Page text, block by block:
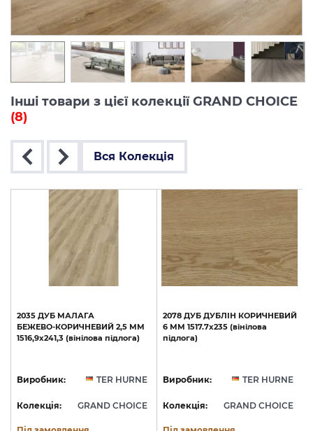
Інші товари з цієї колекції GRAND CHOICE
(8)
Вся Колекція
2035 ДУБ МАЛАГА
БЕЖЕВО-КОРИЧНЕВИЙ 2,5 ММ
1516,9х241,3 (вінілова підлога)
Виробник: TER HURNE
Колекція: GRAND CHOICE
2078 ДУБ ДУБЛІН КОРИЧНЕВИЙ
6 ММ 1517.7х235 (вінілова
підлога)
Виробник: TER HURNE
Колекція: GRAND CHOICE